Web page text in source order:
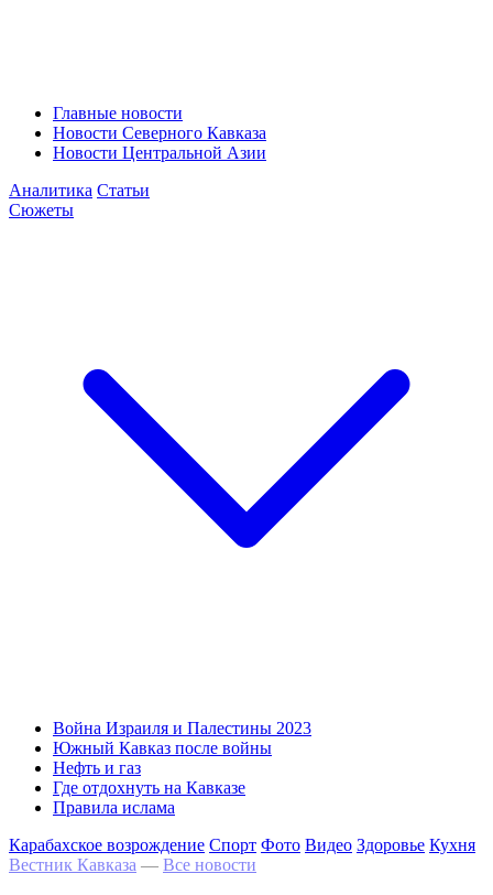
Главные новости
Новости Северного Кавказа
Новости Центральной Азии
Аналитика Статьи
Сюжеты
Война Израиля и Палестины 2023
Южный Кавказ после войны
Нефть и газ
Где отдохнуть на Кавказе
Правила ислама
Карабахское возрождение Спорт Фото Видео Здоровье Кухня
Вестник Кавказа — Все новости